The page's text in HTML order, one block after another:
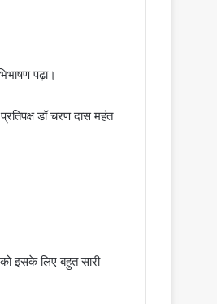
पढ़ा।
डॉ चरण दास महंत
इसके लिए बहुत सारी